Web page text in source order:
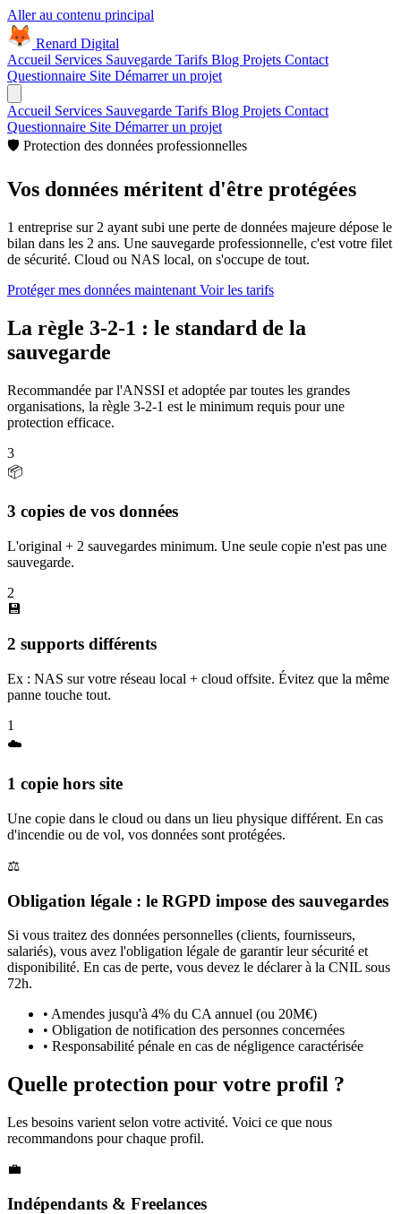
Aller au contenu principal
Renard Digital
Accueil Services Sauvegarde Tarifs Blog Projets Contact
Questionnaire Site Démarrer un projet
Accueil Services Sauvegarde Tarifs Blog Projets Contact
Questionnaire Site Démarrer un projet
🛡️ Protection des données professionnelles
Vos données méritent d'être protégées
1 entreprise sur 2 ayant subi une perte de données majeure dépose le
bilan dans les 2 ans. Une sauvegarde professionnelle, c'est votre filet
de sécurité. Cloud ou NAS local, on s'occupe de tout.
Protéger mes données maintenant Voir les tarifs
La règle 3-2-1 : le standard de la
sauvegarde
Recommandée par l'ANSSI et adoptée par toutes les grandes
organisations, la règle 3-2-1 est le minimum requis pour une
protection efficace.
3
📦
3 copies de vos données
L'original + 2 sauvegardes minimum. Une seule copie n'est pas une
sauvegarde.
2
💾
2 supports différents
Ex : NAS sur votre réseau local + cloud offsite. Évitez que la même
panne touche tout.
1
☁️
1 copie hors site
Une copie dans le cloud ou dans un lieu physique différent. En cas
d'incendie ou de vol, vos données sont protégées.
⚖️
Obligation légale : le RGPD impose des sauvegardes
Si vous traitez des données personnelles (clients, fournisseurs,
salariés), vous avez l'obligation légale de garantir leur sécurité et
disponibilité. En cas de perte, vous devez le déclarer à la CNIL sous
72h.
• Amendes jusqu'à 4% du CA annuel (ou 20M€)
• Obligation de notification des personnes concernées
• Responsabilité pénale en cas de négligence caractérisée
Quelle protection pour votre profil ?
Les besoins varient selon votre activité. Voici ce que nous
recommandons pour chaque profil.
💼
Indépendants & Freelances